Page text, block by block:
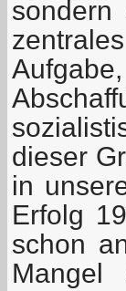
dieser
in
Erfolg
schon